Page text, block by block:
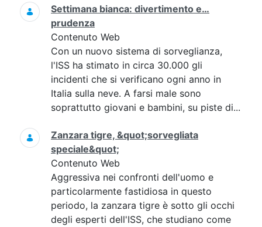
Settimana bianca: divertimento e…
prudenza
Contenuto Web
Con un nuovo sistema di sorveglianza,
l'ISS ha stimato in circa 30.000 gli
incidenti che si verificano ogni anno in
Italia sulla neve. A farsi male sono
soprattutto giovani e bambini, su piste di...
Zanzara tigre, &quot;sorvegliata
speciale&quot;
Contenuto Web
Aggressiva nei confronti dell'uomo e
particolarmente fastidiosa in questo
periodo, la zanzara tigre è sotto gli occhi
degli esperti dell'ISS, che studiano come